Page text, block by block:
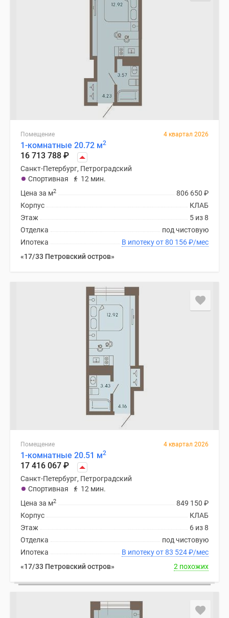
Помещение 4 квартал 2026
1-комнатные 20.72 м2
16 713 788 ₽
Санкт-Петербург, Петроградский
Спортивная
12 мин.
806 650 ₽
Цена за м2
КЛАБ
Корпус
5 из 8
Этаж
под чистовую
Отделка
В ипотеку от 80 156₽/мес
Ипотека
«17/33 Петровский остров»
Помещение 4 квартал 2026
1-комнатные 20.51 м2
17 416 067 ₽
Санкт-Петербург, Петроградский
Спортивная
12 мин.
849 150 ₽
Цена за м2
КЛАБ
Корпус
6 из 8
Этаж
под чистовую
Отделка
В ипотеку от 83 524₽/мес
Ипотека
«17/33 Петровский остров»
2 похожих